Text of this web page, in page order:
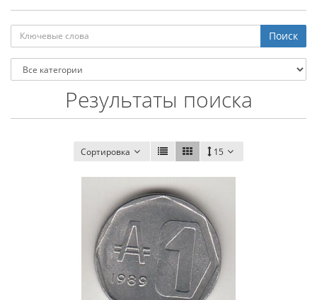
Результаты поиска
Сортировка 15